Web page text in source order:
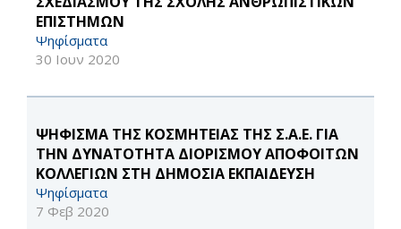
ΕΠΙΣΤΗΜΩΝ
Ψηφίσματα
30 Ιουν 2020
ΨΗΦΙΣΜΑ ΤΗΣ ΚΟΣΜΗΤΕΙΑΣ ΤΗΣ Σ.Α.Ε. ΓΙΑ
ΤΗΝ ΔΥΝΑΤΟΤΗΤΑ ΔΙΟΡΙΣΜΟΥ ΑΠΟΦΟΙΤΩΝ
ΚΟΛΛΕΓΙΩΝ ΣΤΗ ΔΗΜΟΣΙΑ ΕΚΠΑΙΔΕΥΣΗ
Ψηφίσματα
7 Φεβ 2020